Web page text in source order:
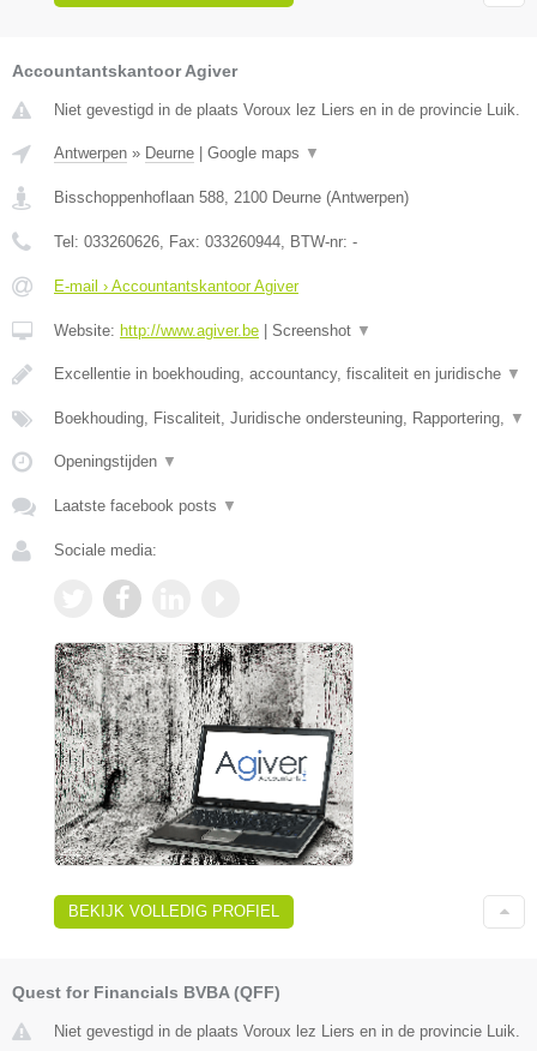
Accountantskantoor Agiver
Niet gevestigd in de plaats Voroux lez Liers en in de provincie Luik.
Antwerpen » Deurne Google maps ▼
Bisschoppenhoflaan 588 2100 Deurne (Antwerpen)
Tel: 033260626 , Fax: 033260944 , BTW-nr: -
E-mail › Accountantskantoor Agiver
Website: http://www.agiver.be Screenshot ▼
Excellentie in boekhouding, accountancy, fiscaliteit en juridische ▼
Boekhouding, Fiscaliteit, Juridische ondersteuning, Rapportering, ▼
Openingstijden ▼
Laatste facebook posts ▼
Sociale media:
BEKIJK VOLLEDIG PROFIEL
Quest for Financials BVBA (QFF)
Niet gevestigd in de plaats Voroux lez Liers en in de provincie Luik.